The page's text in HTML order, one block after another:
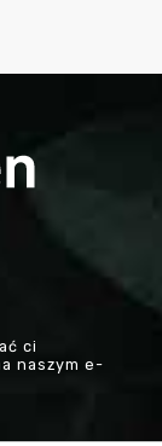
ci
naszym e-